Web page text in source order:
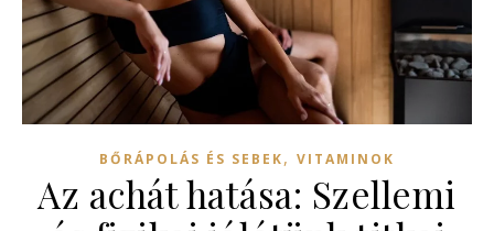
BŐRÁPOLÁS ÉS SEBEK, VITAMINOK
Az achát hatása: Szellemi